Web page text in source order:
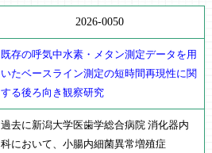
2026-0050
既存の呼気中水素・メタン測定データを用
いたベースライン測定の短時間再現性に関
する後ろ向き観察研究
過去に新潟大学医歯学総合病院 消化器内
科において、小腸内細菌異常増殖症